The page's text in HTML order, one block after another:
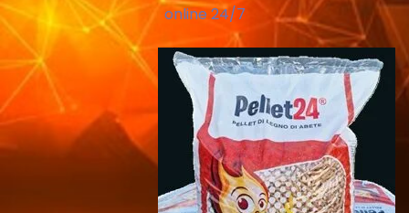
online 24/7